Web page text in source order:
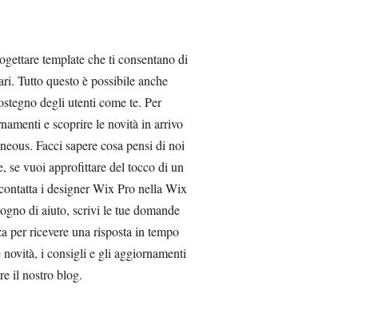
template che ti consentano di
Tutto questo è possibile anche
degli utenti come te. Per
e scoprire le novità in arrivo
Facci sapere cosa pensi di noi
se vuoi approfittare del tocco di un
i designer Wix Pro nella Wix
di aiuto, scrivi le tue domande
per ricevere una risposta in tempo
novità, i consigli e gli aggiornamenti
il nostro blog.